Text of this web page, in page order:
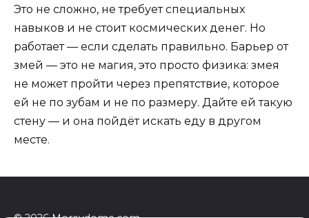
Это не сложно, не требует специальных
навыков и не стоит космических денег. Но
работает — если сделать правильно. Барьер от
змей — это не магия, это просто физика: змея
не может пройти через препятствие, которое
ей не по зубам и не по размеру. Дайте ей такую
стену — и она пойдёт искать еду в другом
месте.